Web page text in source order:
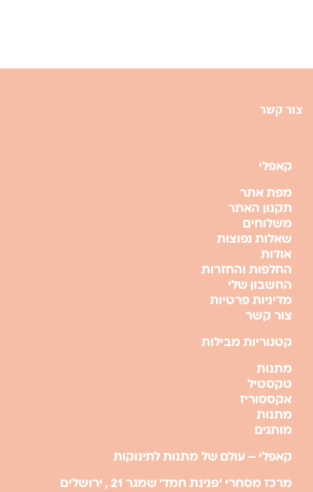
צור קשר
קאפלי
מפת אתר
תקנון האתר
משלוחים
שאלות נפוצות
אודות
החלפות והחזרות
החשבון שלי
מדיניות פרטיות
צור קשר
קטגוריות מבילות
מתנות
טקסטיל
אקססוריז
מתנות
מותגים
קאפלי – עולם של מתנות לתינוקות
מרכז מסחרי ‘פנינת חמד’ שמגר 21 , ירושלים